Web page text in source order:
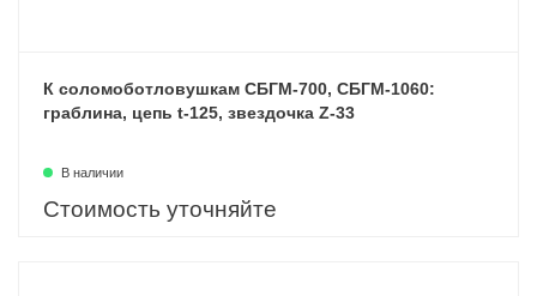
К соломоботловушкам СБГМ-700, СБГМ-1060:
граблина, цепь t-125, звездочка Z-33
В наличии
Стоимость уточняйте